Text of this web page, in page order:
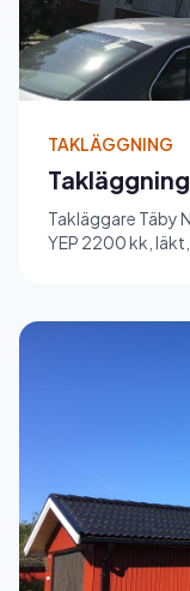
TAKLÄGGNING
Takläggare Täby
YEP 2200 kk,